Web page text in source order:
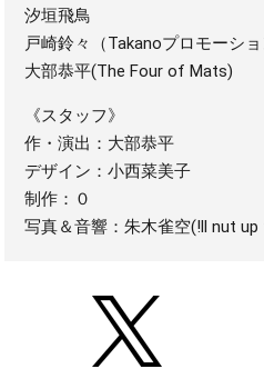
汐垣飛鳥
戸崎鈴々（Takanoプロモーショ
大部恭平(The Four of Mats)
《スタッフ》
作・演出：大部恭平
デザイン：小西菜美子
制作：０
写真＆音響：朱木雀空(!ll nut